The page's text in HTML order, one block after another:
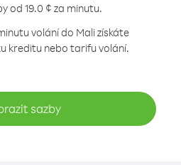
od 19.0 ¢ za minutu.
volání do Mali získáte
kreditu nebo tarifu volání.
sazby